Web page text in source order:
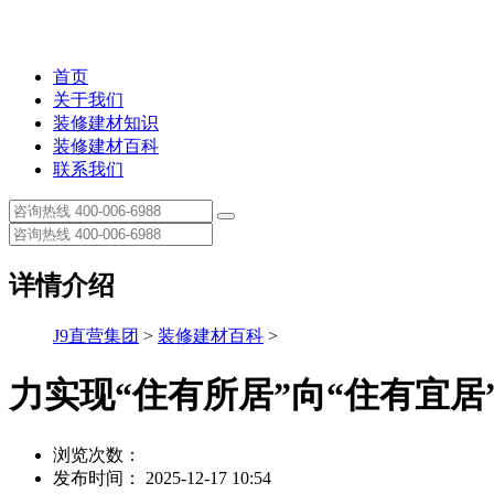
首页
关于我们
装修建材知识
装修建材百科
联系我们
详情介绍
J9直营集团 > 装修建材百科 >
力实现“住有所居”向“住有宜居
浏览次数：
发布时间： 2025-12-17 10:54